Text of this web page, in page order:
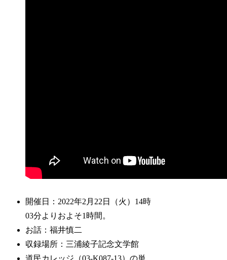
開催日：2022年2月22日（火）14時
03分よりおよそ1時間。
お話：福井慎二
収録場所：三浦綾子記念文学館
道民カレッジ（03-K087-13）の単